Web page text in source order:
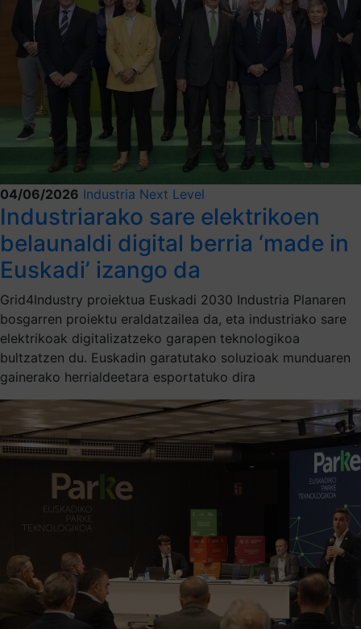
04/06/2026 Industria Next Level
Industriarako sare elektrikoen
belaunaldi digital berria ‘made in
Euskadi’ izango da
Grid4Industry proiektua Euskadi 2030 Industria Planaren
bosgarren proiektu eraldatzailea da, eta industriako sare
elektrikoak digitalizatzeko garapen teknologikoa
bultzatzen du. Euskadin garatutako soluzioak munduaren
gainerako herrialdeetara esportatuko dira